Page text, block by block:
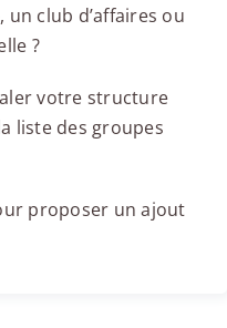
club d’affaires ou
?
votre structure
liste des groupes
proposer un ajout